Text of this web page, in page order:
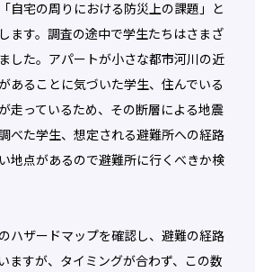
自宅の周りにおける防災上の課題」と
ます。調査の途中で学生たちはさまざ
した。アパートが小さな都市河川の近
あることに気づいた学生、住んでいる
走っているため、その断層による地震
べた学生、想定される避難所への経路
地点があるので避難所に行くべきか検
ハザードマップを確認し、避難の経路
ますが、タイミングが合わず、この数